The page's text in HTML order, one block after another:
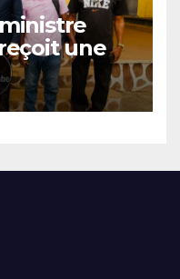
une
pour
la lutte